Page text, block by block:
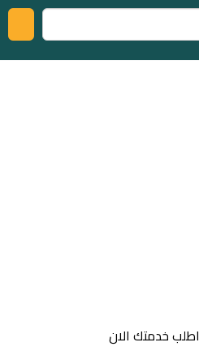
اطلب خدمتك الان